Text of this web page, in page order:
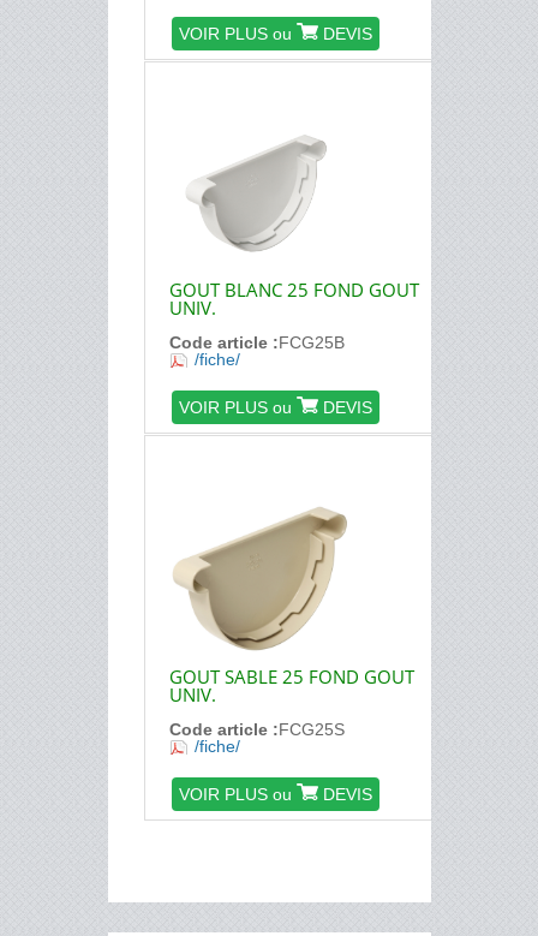
VOIR PLUS ou DEVIS
GOUT BLANC 25 FOND GOUT
UNIV.
Code article :FCG25B
/fiche/
VOIR PLUS ou DEVIS
GOUT SABLE 25 FOND GOUT
UNIV.
Code article :FCG25S
/fiche/
VOIR PLUS ou DEVIS